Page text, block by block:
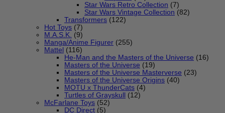
Star Wars Retro Collection (7)
Star Wars Vintage Collection (82)
Transformers (122)
Hot Toys (7)
M.A.S.K.
(9)
Manga/Anime Figurer (255)
Mattel (116)
He-Man and the Masters of the Universe (16)
Masters of the Universe (19)
Masters of the Universe Masterverse (23)
Masters of the Universe Origins (40)
MOTU x ThunderCats (4)
Turtles of Grayskull
(12)
McFarlane Toys (52)
DC Direct (5)